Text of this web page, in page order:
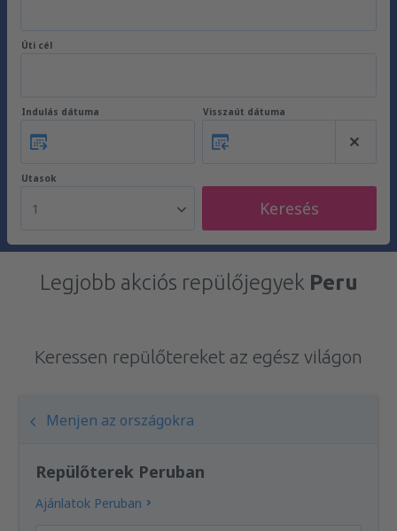
Úti cél
Indulás dátuma Visszaút dátuma
Utasok
1 Keresés
Legjobb akciós repülőjegyek Peru
Keressen repülőtereket az egész világon
Menjen az országokra
Repülőterek Peruban
Ajánlatok Peruban